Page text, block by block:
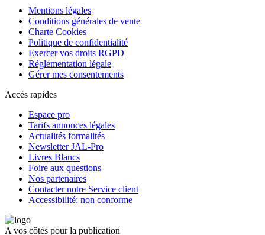
Mentions légales
Conditions générales de vente
Charte Cookies
Politique de confidentialité
Exercer vos droits RGPD
Réglementation légale
Gérer mes consentements
Accès rapides
Espace pro
Tarifs annonces légales
Actualités formalités
Newsletter JAL-Pro
Livres Blancs
Foire aux questions
Nos partenaires
Contacter notre Service client
Accessibilité: non conforme
A vos côtés pour la publication